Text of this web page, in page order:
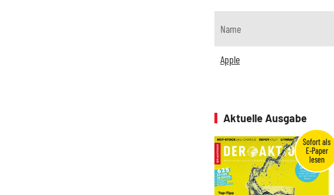
Name
Apple
Aktuelle Ausgabe